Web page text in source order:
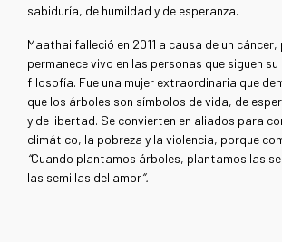
sabiduría, de humildad y de esperanza.
Maathai falleció en 2011 a causa de un
permanece vivo en las personas que siguen su
filosofía. Fue una mujer extraordinaria que
que los árboles son símbolos de vida, de
y de libertad. Se convierten en aliados para
climático, la pobreza y la violencia, porque
“Cuando plantamos árboles, plantamos las
las semillas del amor”.